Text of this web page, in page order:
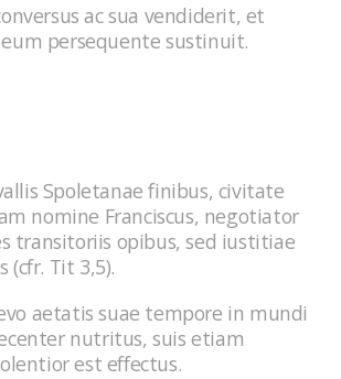
ac sua vendiderit, et
persequente sustinuit.
Spoletanae finibus, civitate
nomine Franciscus, negotiator
transitoriis opibus, sed iustitiae
(cfr. Tit 3,5).
aetatis suae tempore in mundi
nutritus, suis etiam
est effectus.